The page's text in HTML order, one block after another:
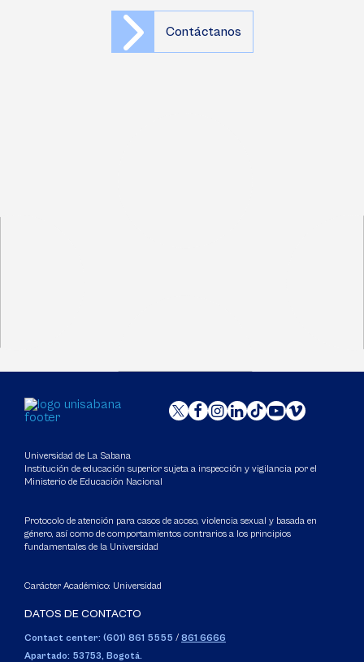
Contáctanos
Universidad de La Sabana
Institución de educación superior sujeta a inspección y vigilancia por el
Ministerio de Educación Nacional
Protocolo de atención para casos de acoso, violencia sexual y basada en
género, así como de comportamientos contrarios a los principios
fundamentales de la Universidad
Carácter Académico: Universidad
DATOS DE CONTACTO
Contact center: (601) 861 5555 / 861 6666
Apartado: 53753, Bogotá.